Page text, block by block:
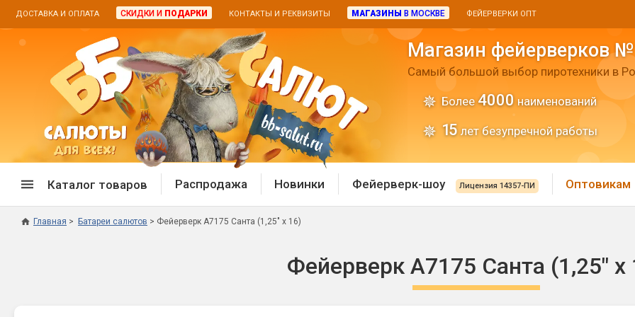
ДОСТАВКА И ОПЛАТА СКИДКИ И ПОДАРКИ КОНТАКТЫ И РЕКВИЗИТЫ МАГАЗИНЫ В МОСКВЕ ФЕЙЕРВЕРКИ ОПТ
Магазин фейерверков
Самый большой выбор пиротехники в
Более 4000 наименований
15 лет безупречной работы
Каталог товаров
Дневные батареи
Хлопушки и
Распродажа Новинки Фейерверк-шоу Лицензия 14357-ПИ Оптовикам
Главная Батареи салютов Фейерверк А7175 Санта (1,25" х 16)
Фейерверк А7175 Санта (1,25" х